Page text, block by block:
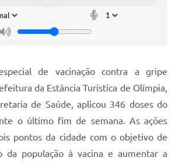
de vacinação contra a gripe
da Estância Turística de Olímpia,
de Saúde, aplicou 346 doses do
o último fim de semana. As ações
pontos da cidade com o objetivo de
da população à vacina e aumentar a